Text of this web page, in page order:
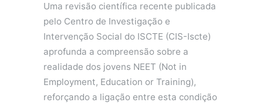
Uma revisão científica recente publicada
pelo Centro de Investigação e
Intervenção Social do ISCTE (CIS-Iscte)
aprofunda a compreensão sobre a
realidade dos jovens NEET (Not in
Employment, Education or Training),
reforçando a ligação entre esta condição